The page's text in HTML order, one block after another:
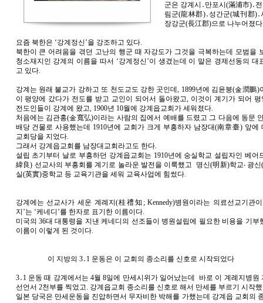
군은 강계시․만포시(滿浦市)․
림군(龍林郡)․성간군(城刊郡
장강군(長江郡)으로 나누어졌
요즘 북한은 ‘강계정신’을 강조하고 있다.
북한이 큰 어려움을 겪던 고난의 행군 때 자강도가 그것을 극복하는데 모범을
청소재지인 강계의 이름을 따서 ‘강계정신’이 생겼는데 이 말은 경제선동의 대
고 있다.
강계는 원래 불교가 강하고 또 천도교도 강한 곳인데, 1899년에 김윤붕(金潤鵬)
이 평양에 갔다가 전도를 받고 교인이 되어서 돌아왔고, 이것이 계기가 되어
전도인들이 강계에 왔고, 1900년 10월에 강계읍교회가 세워졌다.
처음에는 김관홍(金寬弘)이라는 사람의 집에서 예배를 드렸고 그 다음에 동문
배당 건물로 사용했는데 1910년에 교회가 크게 부흥하자 남장대(南章臺) 앞에
교회당을 지었다.
그래서 강계읍교회를 남장대교회라고도 한다.
설립 초기부터 날로 부흥하던 강계읍교회는 1910년에 숭실학교 설립자인 베어
緯良) 선교사의 부흥회를 계기로 놀라운 발전을 이룩했고 명신(明新)학교‧ 광신
실(英實)중학교 등 교육기관을 세워 교육사업에 힘썼다.
강계에는 선교사가 세운 계례지(桂禮知; Kennedy)병원이라는 의료선교기관
지’는 ‘케네디’를 한자로 표기한 이름이다.
미국의 36대 대통령을 지낸 케네디의 선조들이 병원설립에 필요한 비용을 기부
이름이 이렇게 된 것이다.
이 지방의 3․1 운동은 이 교회의 종소리를 신호로 시작되었다
3․1 운동 때 강계에서는 4월 8일에 만세시위가 일어났는데 바로 이 계례지병원
선언서 2천부를 찍었고. 강계읍교회 종소리를 신호로 해서 만세를 부르기 시작
일본 당국은 만세운동을 진압하면서 무자비한 박해를 가했는데 강계읍 교회의